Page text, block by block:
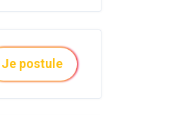
Je postule